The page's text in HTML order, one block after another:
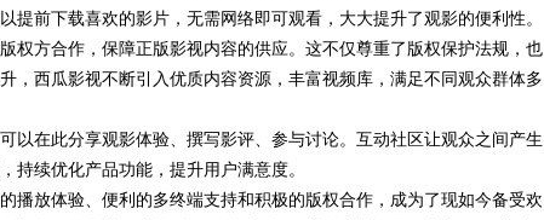
前下载喜欢的影片，无需网络即可观看，大大提升了观影的便利性。
权方合作，保障正版影视内容的供应。这不仅尊重了版权保护法规，也
，西瓜影视不断引入优质内容资源，丰富视频库，满足不同观众群体多
以在此分享观影体验、撰写影评、参与讨论。互动社区让观众之间产生
持续优化产品功能，提升用户满意度。
播放体验、便利的多终端支持和积极的版权合作，成为了现如今备受欢